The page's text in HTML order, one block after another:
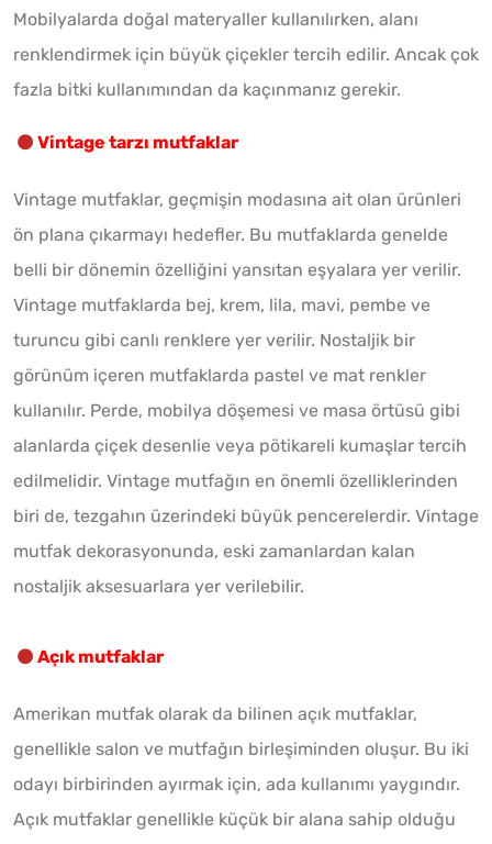
Mobilyalarda doğal materyaller kullanılırken, alanı
renklendirmek için büyük çiçekler tercih edilir. Ancak çok
fazla bitki kullanımından da kaçınmanız gerekir.
Vintage tarzı mutfaklar
Vintage mutfaklar, geçmişin modasına ait olan ürünleri
ön plana çıkarmayı hedefler. Bu mutfaklarda genelde
belli bir dönemin özelliğini yansıtan eşyalara yer verilir.
Vintage mutfaklarda bej, krem, lila, mavi, pembe ve
turuncu gibi canlı renklere yer verilir. Nostaljik bir
görünüm içeren mutfaklarda pastel ve mat renkler
kullanılır. Perde, mobilya döşemesi ve masa örtüsü gibi
alanlarda çiçek desenlie veya pötikareli kumaşlar tercih
edilmelidir. Vintage mutfağın en önemli özelliklerinden
biri de, tezgahın üzerindeki büyük pencerelerdir. Vintage
mutfak dekorasyonunda, eski zamanlardan kalan
nostaljik aksesuarlara yer verilebilir.
Açık mutfaklar
Amerikan mutfak olarak da bilinen açık mutfaklar,
genellikle salon ve mutfağın birleşiminden oluşur. Bu iki
odayı birbirinden ayırmak için, ada kullanımı yaygındır.
Açık mutfaklar genellikle küçük bir alana sahip olduğu